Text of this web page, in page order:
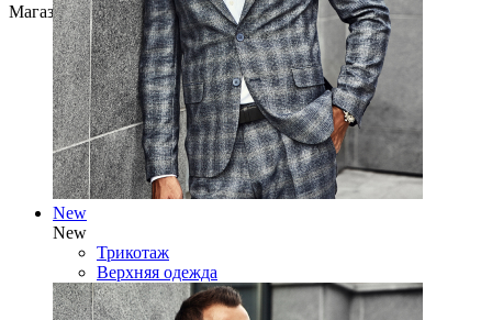
Магазин брендовой мужской одежды
New
New
Трикотаж
Верхняя одежда